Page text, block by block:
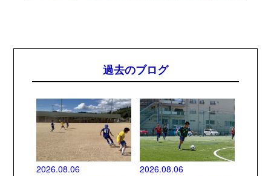
過去のブログ
2026.08.06
2026.08.06